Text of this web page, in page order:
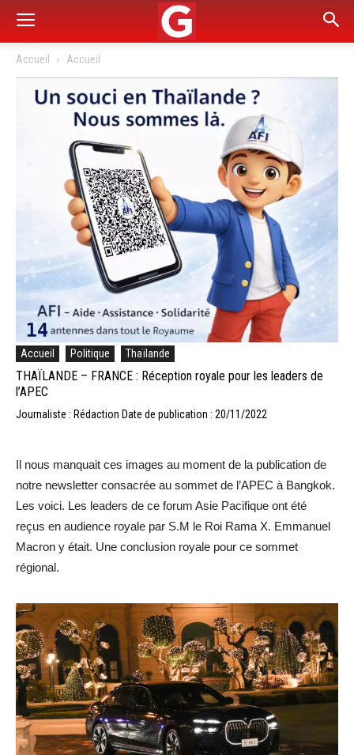
Accueil Accueil
Accueil Politique Thaïlande
THAÏLANDE – FRANCE : Réception royale pour les leaders de
l’APEC
Journaliste : Rédaction Date de publication : 20/11/2022
Il nous manquait ces images au moment de la publication de
notre newsletter consacrée au sommet de l’APEC à Bangkok.
Les voici. Les leaders de ce forum Asie Pacifique ont été
reçus en audience royale par S.M le Roi Rama X. Emmanuel
Macron y était. Une conclusion royale pour ce sommet
régional.